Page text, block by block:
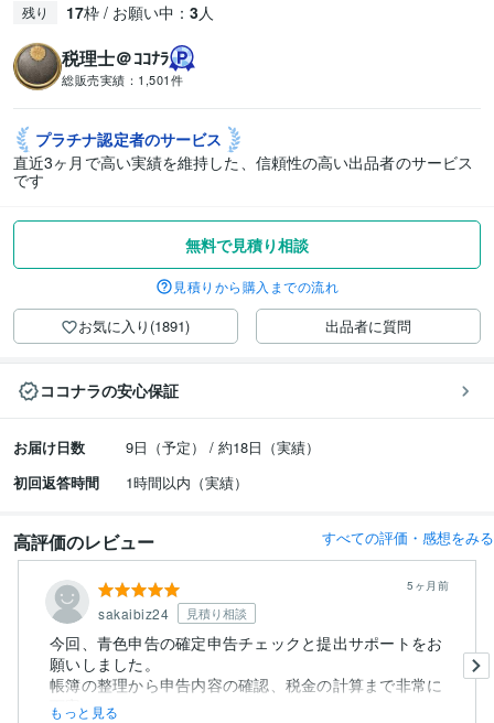
残り 17枠 / お願い中： 3人
税理士＠ｺｺﾅﾗ
総販売実績： 1,501件
プラチナ認定者のサービス
直近3ヶ月で高い実績を維持した、信頼性の高い出品者のサービス
です
無料で見積り相談
見積りから購入までの流れ
お気に入り(1891) 出品者に質問
ココナラの安心保証
お届け日数
9日（予定） / 約18日（実績）
初回返答時間
1時間以内（実績）
高評価のレビュー すべての評価・感想をみる
sakaibiz24 見積り相談
5ヶ月前
今回、青色申告の確定申告チェックと提出サポートをお
願いしました。
帳簿の整理から申告内容の確認、税金の計算まで非常に
丁寧...
もっと見る